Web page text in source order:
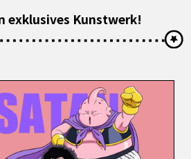
exklusives Kunstwerk!